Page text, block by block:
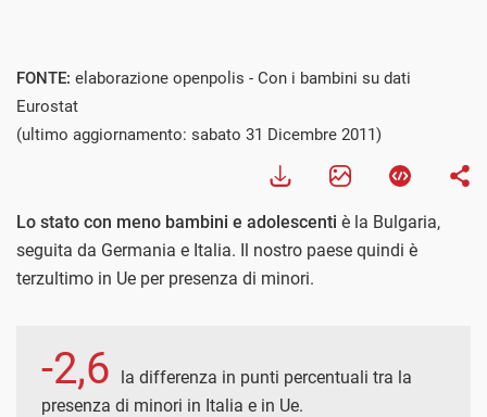
FONTE: elaborazione openpolis - Con i bambini su dati
Eurostat
(ultimo aggiornamento: sabato 31 Dicembre 2011)
Lo stato con meno bambini e adolescenti è la Bulgaria,
seguita da Germania e Italia. Il nostro paese quindi è
terzultimo in Ue per presenza di minori.
-2,6
la differenza in punti percentuali tra la
presenza di minori in Italia e in Ue.